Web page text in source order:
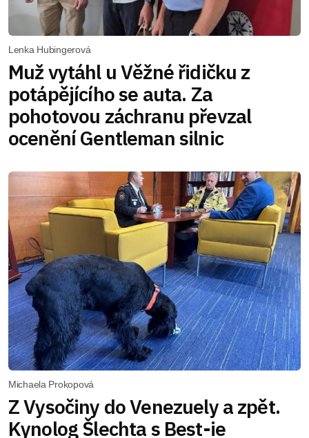
Lenka Hubingerová
Muž vytáhl u Věžné řidičku z
potápějícího se auta. Za
pohotovou záchranu převzal
ocenění Gentleman silnic
Michaela Prokopová
Z Vysočiny do Venezuely a zpět.
Kynolog Šlechta s Best-ie